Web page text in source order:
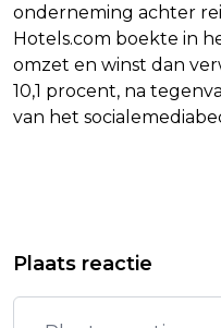
onderneming achter
Hotels.com boekte in
omzet en winst dan
10,1 procent, na
van het
JOURNALISTEN
COMPLEET
BERAADT ZICH
Plaats reactie